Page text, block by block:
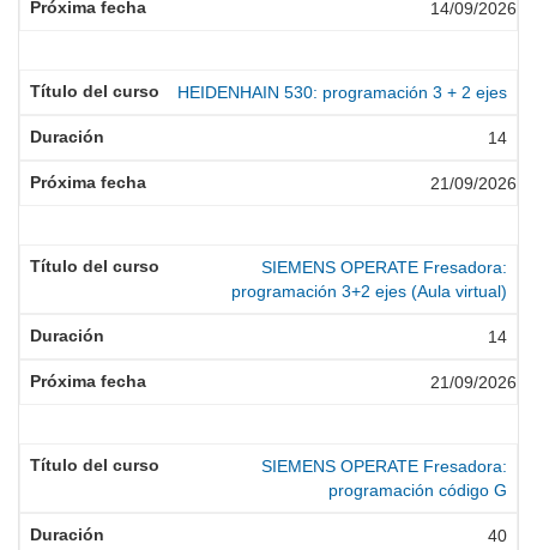
14/09/2026
HEIDENHAIN 530: programación 3 + 2 ejes
14
21/09/2026
SIEMENS OPERATE Fresadora:
programación 3+2 ejes (Aula virtual)
14
21/09/2026
SIEMENS OPERATE Fresadora:
programación código G
40